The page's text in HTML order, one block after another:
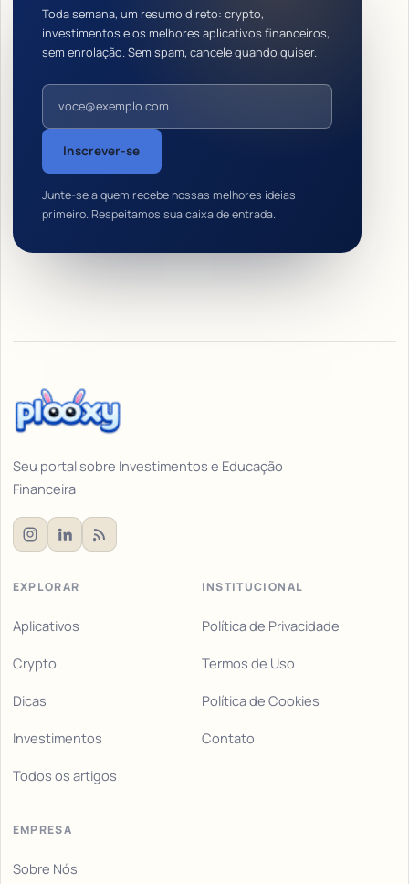
Toda semana, um resumo direto: crypto,
investimentos e os melhores aplicativos financeiros,
sem enrolação. Sem spam, cancele quando quiser.
Endereço de e-mail
Inscrever-se
Junte-se a quem recebe nossas melhores ideias
primeiro. Respeitamos sua caixa de entrada.
Seu portal sobre Investimentos e Educação
Financeira
EXPLORAR
Aplicativos
Crypto
Dicas
Investimentos
Todos os artigos
INSTITUCIONAL
Política de Privacidade
Termos de Uso
Política de Cookies
Contato
EMPRESA
Sobre Nós